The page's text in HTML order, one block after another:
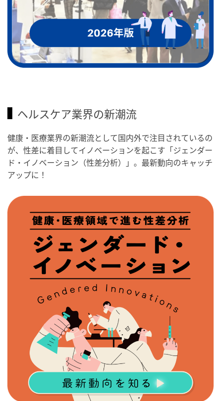
ヘルスケア業界の新潮流
健康・医療業界の新潮流として国内外で注目されているの
が、性差に着目してイノベーションを起こす「ジェンダー
ド・イノベーション（性差分析）」。最新動向のキャッチ
アップに！